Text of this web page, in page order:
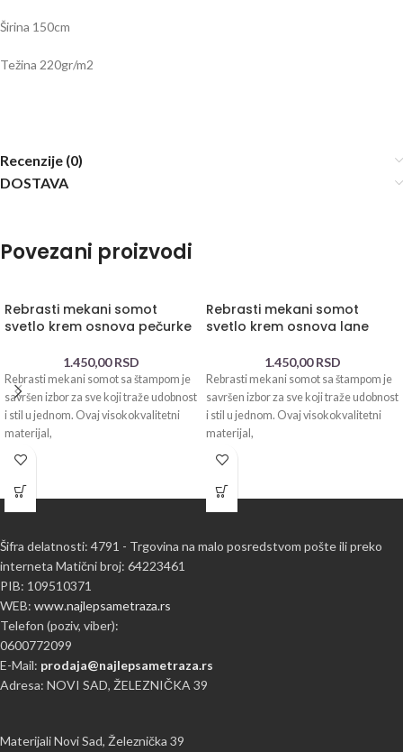
Širina 150cm
Težina 220gr/m2
Recenzije (0)
DOSTAVA
Povezani proizvodi
Rebrasti mekani somot
svetlo krem osnova pečurke
1.450,00RSD
Rebrasti mekani somot sa štampom je
savršen izbor za sve koji traže udobnost
i stil u jednom. Ovaj visokokvalitetni
materijal,
Rebrasti mekani somot
svetlo krem osnova lane
1.450,00RSD
Rebrasti mekani somot sa štampom je
savršen izbor za sve koji traže udobnost
i stil u jednom. Ovaj visokokvalitetni
materijal,
Šifra delatnosti: 4791 - Trgovina na malo posredstvom pošte ili preko
interneta Matični broj: 64223461
PIB: 109510371
WEB: www.najlepsametraza.rs
Telefon (poziv, viber):
0600772099
E-Mail: prodaja@najlepsametraza.rs
Adresa: NOVI SAD, ŽELEZNIČKA 39
Materijali Novi Sad, Železnička 39